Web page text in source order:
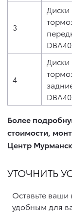
3
Диски
4
Диски
Более
стоимости,
Центр
УТОЧНИТЬ
Оставьте
удобным для